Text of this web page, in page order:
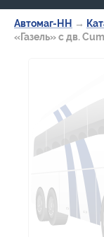
Автомаг-НН →
«Газель» с дв.